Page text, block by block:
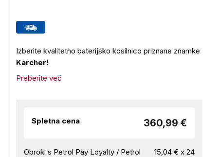
Izberite kvalitetno baterijsko kosilnico priznane znamke
Karcher!
Preberite več
Spletna cena 360,99 €
Obroki s Petrol Pay Loyalty / Petrol
15,04 € x 24